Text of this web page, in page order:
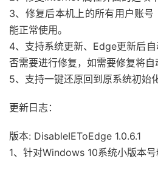
3、修复后本机上的所有用户账
能正常使用。
4、支持系统更新、Edge更新后
否需要进行修复，如需要修复将自
5、支持一键还原回到原系统初始
更新日志：
版本: DisableIEToEdge 1.0.6.1
1、针对Windows 10系统小版本号